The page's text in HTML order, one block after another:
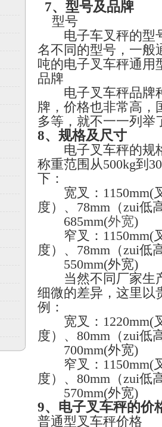
7、型号及品牌
型号
电子车叉秤的型
名不同的型号，一般
吨的电子叉车秤通用
品牌
电子叉车秤品牌
牌，价格也非常高，
多等，就不一一列举
8、规格及尺寸
电子叉车秤的规
称重范围从500kg到
下：
宽叉：1150mm(叉
度）、78mm（zui低
685mm(外宽)
窄叉：1150mm(叉
度）、78mm（zui低
550mm(外宽)
当然不同厂家生
细微的差异，这里以
例：
宽叉：1220mm(叉
度）、80mm（zui低
700mm(外宽)
窄叉：1150mm(叉
度）、80mm（zui低
570mm(外宽)
9、电子叉车秤的价
普通型叉车秤价格